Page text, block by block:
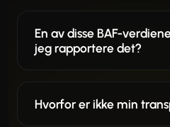
En av disse BAF-
jeg rapportere det?
Hvorfor er ikke min